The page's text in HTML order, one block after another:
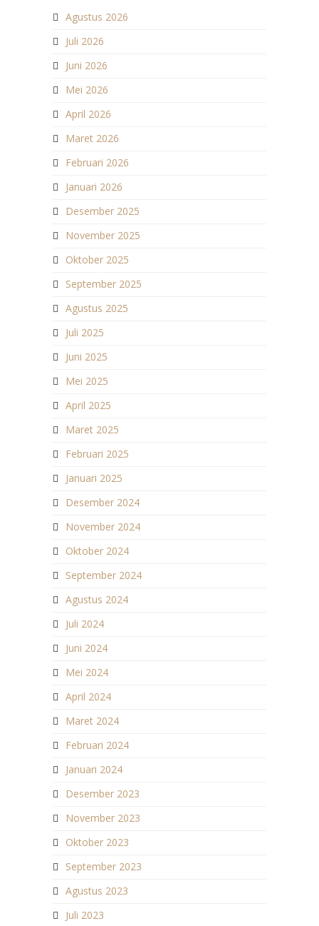
Agustus 2026
Juli 2026
Juni 2026
Mei 2026
April 2026
Maret 2026
Februari 2026
Januari 2026
Desember 2025
November 2025
Oktober 2025
September 2025
Agustus 2025
Juli 2025
Juni 2025
Mei 2025
April 2025
Maret 2025
Februari 2025
Januari 2025
Desember 2024
November 2024
Oktober 2024
September 2024
Agustus 2024
Juli 2024
Juni 2024
Mei 2024
April 2024
Maret 2024
Februari 2024
Januari 2024
Desember 2023
November 2023
Oktober 2023
September 2023
Agustus 2023
Juli 2023